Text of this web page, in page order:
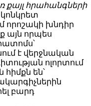
քայլ հրահանգների
որոշակի խնդիր
այն որպես
է վերջնական
ոլորտում
են՝
բարդ